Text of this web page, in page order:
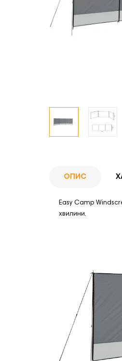
ОПИС
Easy Camp
хвилини.